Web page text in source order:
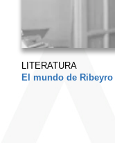
LITERATURA
El mundo de Ribeyro